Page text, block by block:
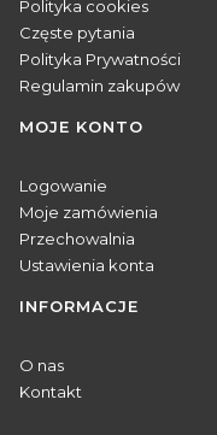
Polityka cookies
Częste pytania
Polityka Prywatności
Regulamin zakupów
MOJE KONTO
Logowanie
Moje zamówienia
Przechowalnia
Ustawienia konta
INFORMACJE
O nas
Kontakt